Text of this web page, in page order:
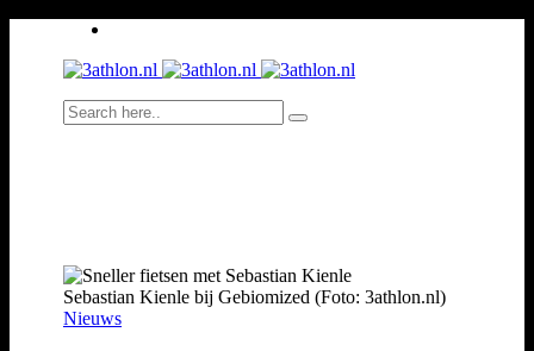
Sebastian Kienle bij Gebiomized (Foto: 3athlon.nl)
Nieuws